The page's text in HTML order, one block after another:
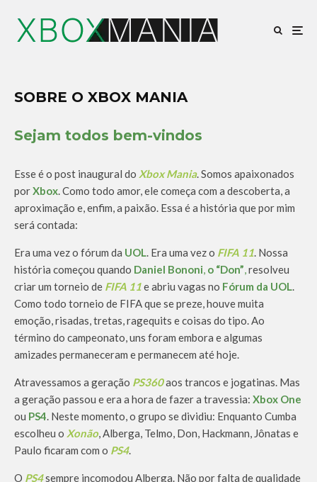
SOBRE O XBOX MANIA
Sejam todos bem-vindos
Esse é o post inaugural do Xbox Mania. Somos apaixonados
porXbox. Como todo amor, ele começa com a descoberta, a
aproximação e, enfim, a paixão. Essa é a história que por mim
será contada:
Era uma vez o fórum da UOL. Era uma vez o FIFA 11. Nossa
história começou quando Daniel Bononi, o “Don”,resolveu
criar um torneio de FIFA 11e abriu vagas no Fórum da UOL.
Como todo torneio de FIFA que se preze, houve muita
emoção, risadas, tretas, ragequits e coisas do tipo. Ao
término do campeonato, uns foram embora e algumas
amizades permaneceram e permanecem até hoje.
Atravessamos a geração PS360aos trancos e jogatinas. Mas
a geração passou e era a hora de fazer a travessia: Xbox One
ou PS4. Neste momento, o grupo se dividiu: Enquanto Cumba
escolheu o Xonão, Alberga, Telmo, Don, Hackmann, Jônatas e
Paulo ficaram com o PS4.
O PS4sempre incomodou Alberga. Não por falta de qualidade